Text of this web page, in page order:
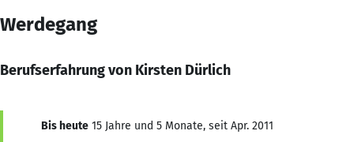
Werdegang
Berufserfahrung von Kirsten Dürlich
Bis heute 15 Jahre und 5 Monate, seit Apr. 2011